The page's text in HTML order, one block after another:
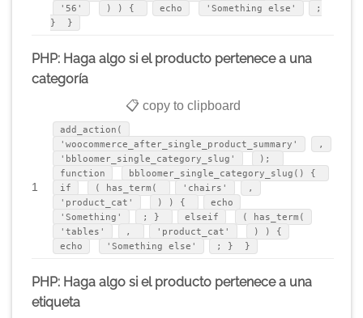
'56'
) ) { echo 'Something else'
;
} }
PHP: Haga algo si el producto pertenece a una
categoría
📋 copy to clipboard
1
add_action(
'woocommerce_after_single_product_summary'
,
'bbloomer_single_category_slug'
);
function
bbloomer_single_category_slug() {
if
( has_term( 'chairs'
,
'product_cat'
) ) {
echo
'Something'
; } elseif
( has_term(
'tables'
, 'product_cat'
) ) {
echo
'Something else' ; } }
PHP: Haga algo si el producto pertenece a una
etiqueta